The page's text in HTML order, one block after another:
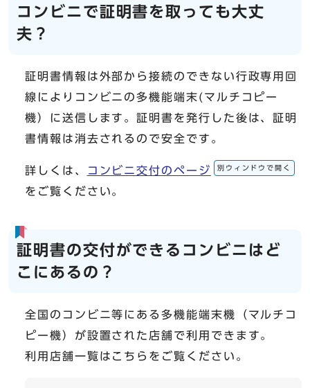
コンビニで証明書を取っても大丈
夫？
証明書情報は外部から接続のできない行政専用回
線によりコンビニの多機能端末(マルチコピー
機）に送信します。証明書を発行した後は、証明
書情報は消去されるので安全です。
詳しくは、 コンビニ交付のページ 別ウィンドウで開く
をご覧ください。
証明書の交付ができるコンビニはど
こにあるの？
全国のコンビニ等にある多機能端末機（マルチコ
ピー機）が設置された店舗で利用できます。
利用店舗一覧はこちらをご覧ください。